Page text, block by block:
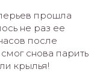
прошла
не раз ее
после
снова парить
крылья!